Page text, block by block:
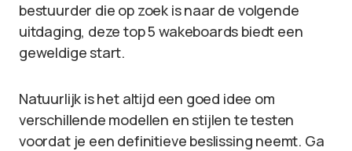
bestuurder die op zoek is naar de volgende
uitdaging, deze top 5 wakeboards biedt een
geweldige start.
Natuurlijk is het altijd een goed idee om
verschillende modellen en stijlen te testen
voordat je een definitieve beslissing neemt. Ga